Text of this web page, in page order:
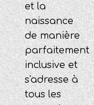
et la
naissance
de manière
parfaitement
inclusive et
s'adresse à
tous les